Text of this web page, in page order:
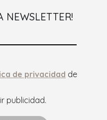
NEWSLETTER!
de privacidad de
publicidad.